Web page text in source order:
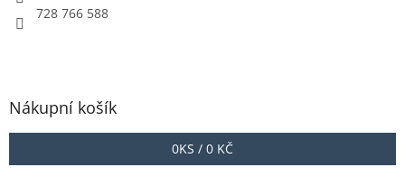
728 766 588
Nákupní košík
0KS / 0 KČ